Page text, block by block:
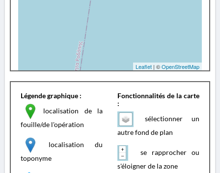
Leaflet | ©OpenStreetMap
Légende graphique :
localisation de la
fouille/de l'opération
localisation du
toponyme
Fonctionnalités de la carte
:
sélectionner un
autre fond de plan
se rapprocher ou
s'éloigner de la zone